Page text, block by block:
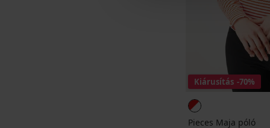
Kiárusítás -70%
Pieces Maja póló